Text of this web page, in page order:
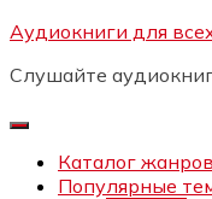
Перейти
содержимому
Аудиокниги для
Слушайте
Каталог жанров
Популярные
Бесплатный
каналов"